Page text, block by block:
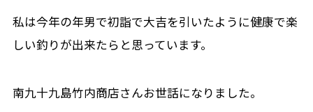
私は今年の年男で初詣で大吉を引いたように健康で楽
しい釣りが出来たらと思っています。
南九十九島竹内商店さんお世話になりました。